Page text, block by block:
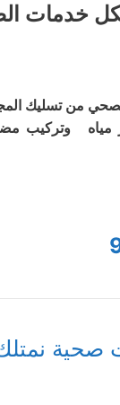
خدمات
من تسليك
مياه وتركيب
صحية